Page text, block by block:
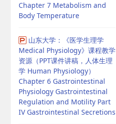
Chapter 7 Metabolism and
Body Temperature
山东大学：《医学生理学
Medical Physiology》课程教学
资源（PPT课件讲稿，人体生理
学 Human Physiology）
Chapter 6 Gastrointestinal
Physiology Gastrointestinal
Regulation and Motility Part
IV Gastrointestinal Secretions